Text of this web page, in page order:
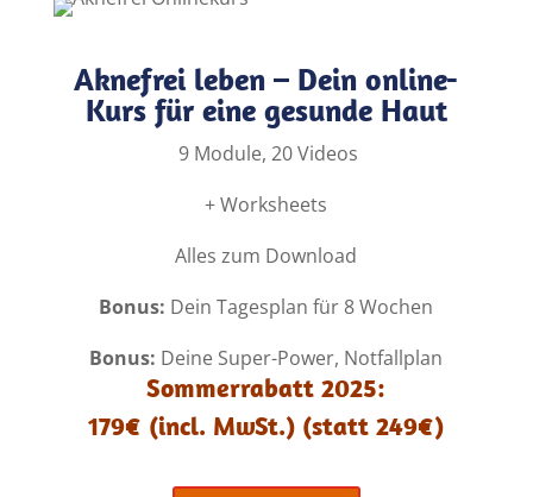
Aknefrei leben – Dein online-
Kurs für eine gesunde Haut
9 Module, 20 Videos
+ Worksheets
Alles zum Download
Bonus: Dein Tagesplan für 8 Wochen
Bonus: Deine Super-Power, Notfallplan
Sommerrabatt 2025:
179€ (incl. MwSt.) (statt 249€)